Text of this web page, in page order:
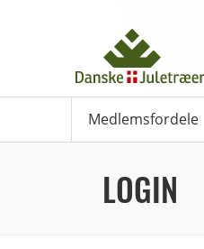
Medlemsfordele
LOGIN